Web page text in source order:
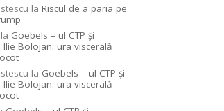
la Riscul de a paria pe
la Goebels – ul CTP şi
Ilie Bolojan: ura viscerală
la Goebels – ul CTP şi
Ilie Bolojan: ura viscerală